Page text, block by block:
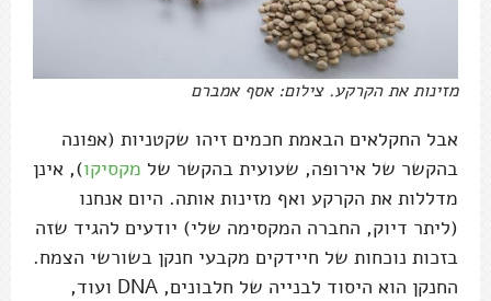
מזינות את הקרקע. צילום: אסף אמברם
אבל החקלאים הבאמת חכמים זיהו שקטניות (אפונה
בהקשר של אירופה, שעועית בהקשר של מקסיקו), אינן
מדללות את הקרקע ואף מזינות אותה. היום אנחנו
(ליתר דיוק, החברה המקסימה שלי) יודעים להגיד שזה
בזכות נוכחות של חיידקים מקבעי חנקן בשורשי הצמח.
החנקן הוא היסוד לבנייה של חלבונים, DNA ועוד,